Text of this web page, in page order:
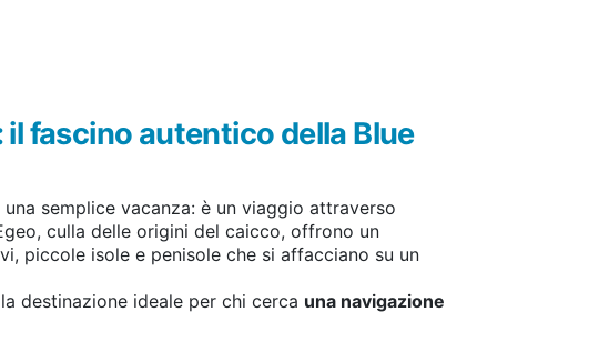
fascino autentico della Blue
semplice vacanza: è un viaggio attraverso
culla delle origini del caicco, offrono un
piccole isole e penisole che si affacciano su un
destinazione ideale per chi cerca una navigazione